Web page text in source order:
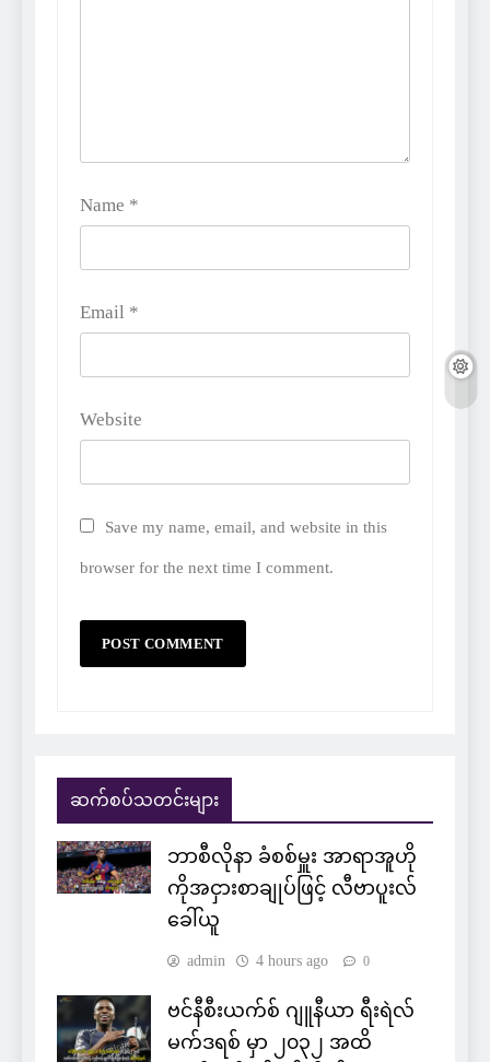
Name *
Email *
Website
Save my name, email, and website in this
browser for the next time I comment.
ဆက်စပ်သတင်းများ
ဘာစီလိုနာ ခံစစ်မှူး အာရာအူဟို
ကိုအငှားစာချုပ်ဖြင့် လီဗာပူးလ်
ခေါ်ယူ
admin 4 hours ago 0
ဗင်နီစီးယက်စ် ဂျူနီယာ ရီးရဲလ်
မက်ဒရစ် မှာ ၂၀၃၂ အထိ